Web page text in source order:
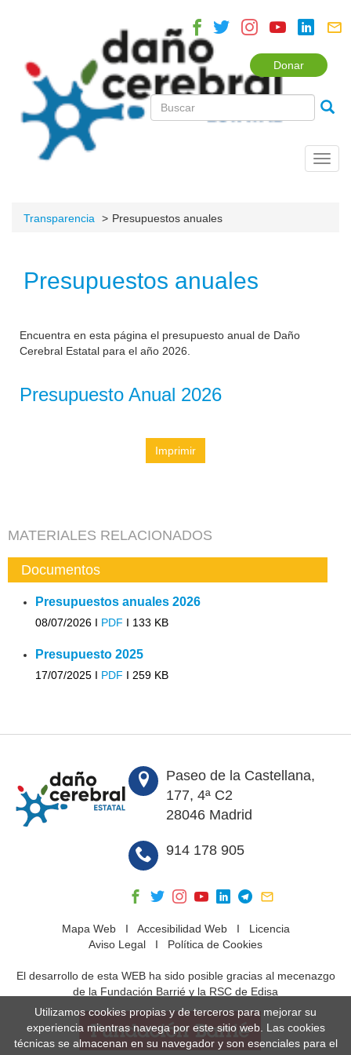
Donar
Transparencia Presupuestos anuales
Presupuestos anuales
Encuentra en esta página el presupuesto anual de Daño
Cerebral Estatal para el año 2026.
Presupuesto Anual 2026
Imprimir
MATERIALES RELACIONADOS
Documentos
Presupuestos anuales 2026
08/07/2026 I PDF I 133 KB
Presupuesto 2025
17/07/2025 I PDF I 259 KB
Paseo de la Castellana,
177, 4ª C2
28046 Madrid
914 178 905
Mapa WebI Accesibilidad WebI Licencia
Aviso Legal I Política de Cookies
El desarrollo de esta WEB ha sido posible gracias al mecenazgo
de la Fundación Barrié y la RSC de Edisa
Utilizamos cookies propias y de terceros para mejorar su
experiencia mientras navega por este sitio web. Las cookies
técnicas se almacenan en su navegador y son esenciales para el